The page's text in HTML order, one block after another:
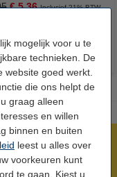
mogelijk voor u te
technieken. De
goed werkt.
die ons helpt de
graag alleen
en willen
binnen en buiten
leest u alles over
voorkeuren kunt
te gaan. Kiest u
€ 5,36 Inclusief 21% BTW